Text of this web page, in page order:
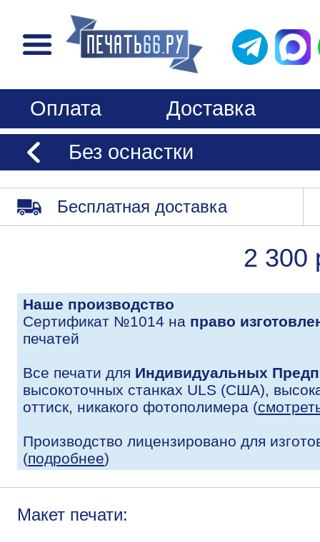
Оплата
Доставка
Без оснастки
Бесплатная доставка
2 300
Наше производство
Сертификат №1014 на право
печатей
Все печати для Индивидуальных
высокоточных станках ULS (США),
оттиск, никакого фотополимера (
Производство лицензировано для
(подробнее)
Макет печати: